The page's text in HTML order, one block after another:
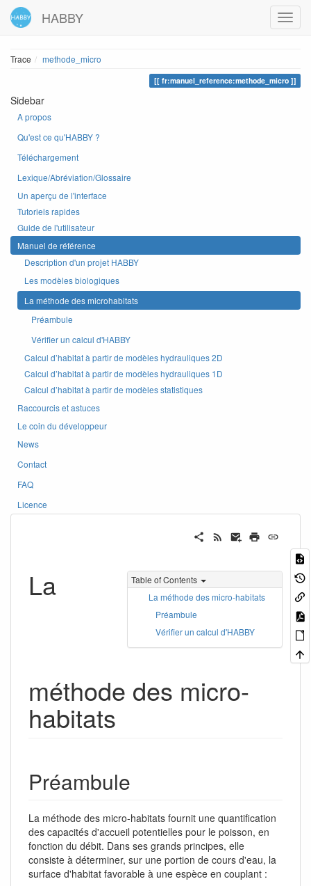
HABBY
Trace methode_micro
fr:manuel_reference:methode_micro
Sidebar
A propos
Qu'est ce qu'HABBY ?
Téléchargement
Lexique/Abréviation/Glossaire
Un aperçu de l'interface
Tutoriels rapides
Guide de l'utilisateur
Manuel de référence
Description d'un projet HABBY
Les modèles biologiques
La méthode des microhabitats
Préambule
Vérifier un calcul d'HABBY
Calcul d’habitat à partir de modèles hydrauliques 2D
Calcul d’habitat à partir de modèles hydrauliques 1D
Calcul d’habitat à partir de modèles statistiques
Raccourcis et astuces
Le coin du développeur
News
Contact
FAQ
Licence
Table of Contents
La méthode des micro-habitats
Préambule
Vérifier un calcul d'HABBY
La
méthode des micro-
habitats
Préambule
La méthode des micro-habitats fournit une quantification
des capacités d'accueil potentielles pour le poisson, en
fonction du débit. Dans ses grands principes, elle
consiste à déterminer, sur une portion de cours d'eau, la
surface d'habitat favorable à une espèce en couplant :